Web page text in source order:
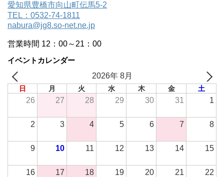
愛知県豊橋市向山町伝馬5-2
TEL：0532-74-1811
nabura@jg8.so-net.ne.jp
営業時間 12：00～21：00
イベントカレンダー
2026年 8月
日 月 火 水 木 金 土
26 27 28 29 30 31 1
2 3 4 5 6 7 8
9 10 11 12 13 14 15
16 17 18 19 20 21 22